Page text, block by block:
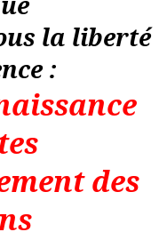
la liberté
:
des